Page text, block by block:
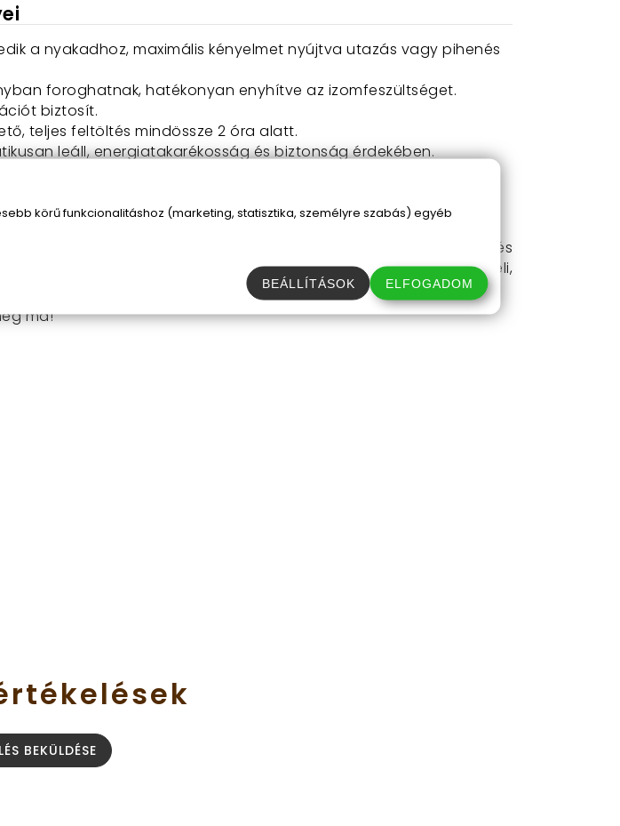
a nyakadhoz, maximális kényelmet nyújtva utazás vagy pihenés
foroghatnak, hatékonyan enyhítve az izomfeszültséget.
biztosít.
teljes feltöltés mindössze 2 óra alatt.
leáll, energiatakarékosság és biztonság érdekében.
vonalát, elősegítve az izomfájdalmak enyhítését.
életed! Az U-alakú nyakmasszírozó párna segítségével bárhol és
Ez a kiváló eszköz nemcsak a komfortérzetedet növeli,
ma!
BEKÜLDÉSE
körű funkcionalitáshoz (marketing, statisztika, személyre szabás) egyéb
BEÁLLÍTÁSOK ELFOGADOM